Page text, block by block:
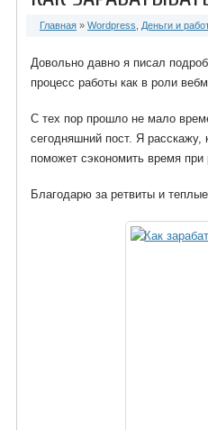
Главная » Wordpress Деньги и
Довольно давно я писал
процесс работы как в роли
С тех пор прошло не мало
сегодняшний пост. Я расскажу,
поможет сэкономить время при
Благодарю за ретвиты и